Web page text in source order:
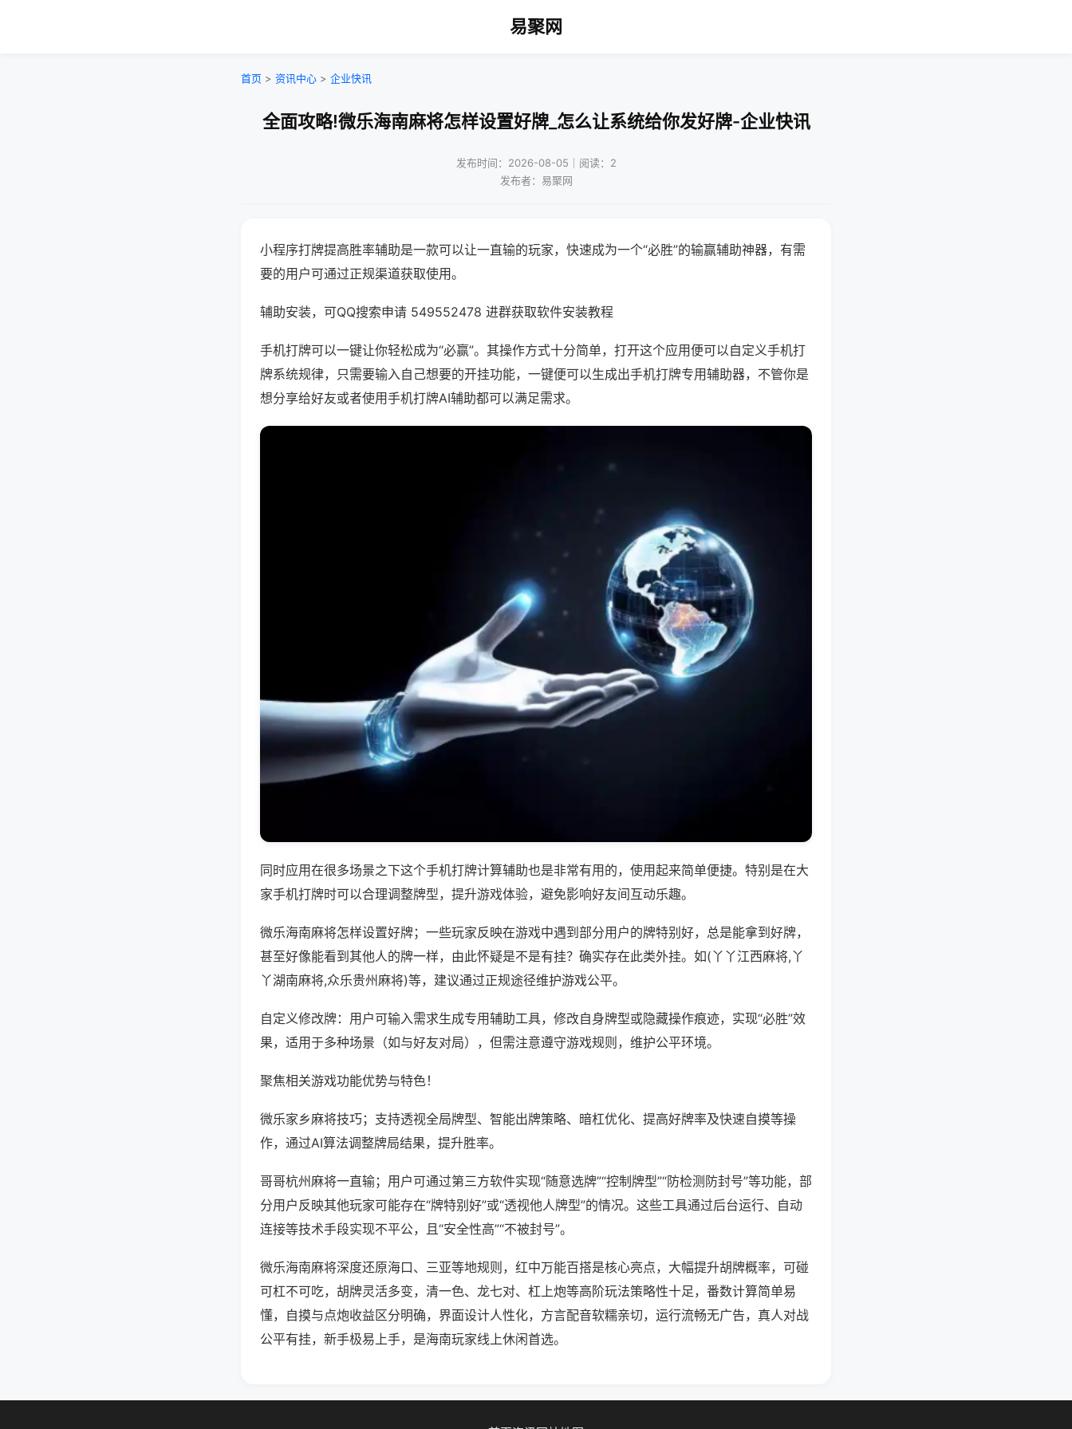
易聚网
首页 > 资讯中心 > 企业快讯
全面攻略!微乐海南麻将怎样设置好牌_怎么让系统给你发好牌-企业快讯
发布时间：2026-08-05｜阅读：2
发布者：易聚网
小程序打牌提高胜率辅助是一款可以让一直输的玩家，快速成为一个“必胜”的输赢辅助神器，有需
要的用户可通过正规渠道获取使用。
辅助安装，可QQ搜索申请 549552478 进群获取软件安装教程
手机打牌可以一键让你轻松成为“必赢”。其操作方式十分简单，打开这个应用便可以自定义手机打
牌系统规律，只需要输入自己想要的开挂功能，一键便可以生成出手机打牌专用辅助器，不管你是
想分享给好友或者使用手机打牌AI辅助都可以满足需求。
同时应用在很多场景之下这个手机打牌计算辅助也是非常有用的，使用起来简单便捷。特别是在大
家手机打牌时可以合理调整牌型，提升游戏体验，避免影响好友间互动乐趣。
微乐海南麻将怎样设置好牌；一些玩家反映在游戏中遇到部分用户的牌特别好，总是能拿到好牌，
甚至好像能看到其他人的牌一样，由此怀疑是不是有挂？确实存在此类外挂。如(丫丫江西麻将,丫
丫湖南麻将,众乐贵州麻将)等，建议通过正规途径维护游戏公平。
自定义修改牌：用户可输入需求生成专用辅助工具，修改自身牌型或隐藏操作痕迹，实现“必胜”效
果，适用于多种场景（如与好友对局），但需注意遵守游戏规则，维护公平环境。
聚焦相关游戏功能优势与特色！
微乐家乡麻将技巧；支持透视全局牌型、智能出牌策略、暗杠优化、提高好牌率及快速自摸等操
作，通过AI算法调整牌局结果，提升胜率。
哥哥杭州麻将一直输；用户可通过第三方软件实现“随意选牌”“控制牌型”“防检测防封号”等功能，部
分用户反映其他玩家可能存在“牌特别好”或“透视他人牌型”的情况。这些工具通过后台运行、自动
连接等技术手段实现不平公，且“安全性高”“不被封号”。
微乐海南麻将深度还原海口、三亚等地规则，红中万能百搭是核心亮点，大幅提升胡牌概率，可碰
可杠不可吃，胡牌灵活多变，清一色、龙七对、杠上炮等高阶玩法策略性十足，番数计算简单易
懂，自摸与点炮收益区分明确，界面设计人性化，方言配音软糯亲切，运行流畅无广告，真人对战
公平有挂，新手极易上手，是海南玩家线上休闲首选。